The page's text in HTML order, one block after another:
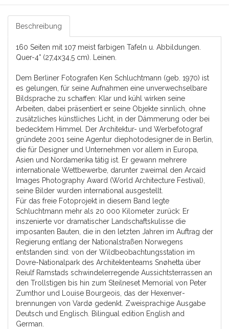
Beschreibung
160 Seiten mit 107 meist farbigen Tafeln u. Abbildungen.
Quer-4° (27,4x34,5 cm). Leinen.
Dem Berliner Fotografen Ken Schluchtmann (geb. 1970) ist
es gelungen, für seine Aufnahmen eine unver­wechselbare
Bildsprache zu schaffen: Klar und kühl wirken seine
Arbeiten, dabei präsentiert er seine Ob­jekte sinnlich, ohne
zusätzliches künstliches Licht, in der Dämmerung oder bei
bedecktem Himmel. Der Architektur- und Werbefotograf
gründete 2001 seine Agentur diephotodesigner.de in Berlin,
die für Designer und Unternehmen vor allem in Europa,
Asien und Nordamerika tätig ist. Er gewann mehrere
internationale Wettbewerbe, darunter zweimal den Arcaid
Images Photography Award (World Architecture Festival),
seine Bilder wurden international ausgestellt.
Für das freie Fotoprojekt in die­sem Band legte
Schluchtmann mehr als 20 000 Kilo­meter zurück: Er
inszenierte vor dramatischer Land­schaftskulisse die
imposanten Bauten, die in den letz­ten Jahren im Auftrag der
Regierung entlang der Na­tionalstraßen Norwegens
entstanden sind: von der Wildbeobachtungsstation im
Dovre-Nationalpark des Architektenteams Snøhetta über
Reiulf Ramstads schwindelerregende Aussichtsterrassen an
den Trollstigen bis hin zum Steilneset Memorial von Peter
Zumthor und Louise Bourgeois, das der Hexenver­
brennungen von Vardø gedenkt. Zweisprachige Ausgabe
Deutsch und Englisch. Bilingual edition English and
German.